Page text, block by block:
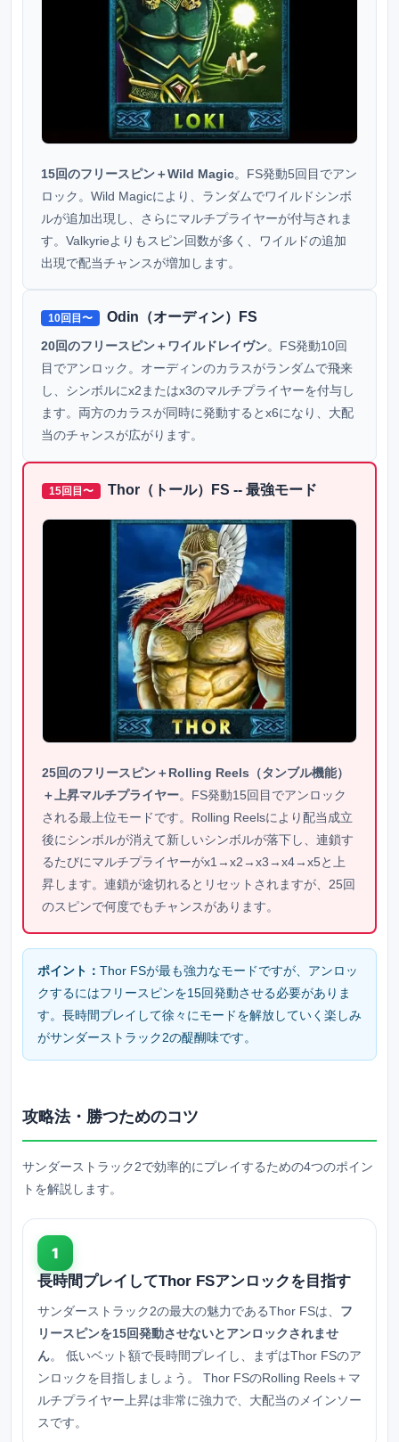
15回のフリースピン＋Wild Magic。FS発動5回目でアン
ロック。Wild Magicにより、ランダムでワイルドシンボ
ルが追加出現し、さらにマルチプライヤーが付与されま
す。Valkyrieよりもスピン回数が多く、ワイルドの追加
出現で配当チャンスが増加します。
10回目〜 Odin（オーディン）FS
20回のフリースピン＋ワイルドレイヴン。FS発動10回
目でアンロック。オーディンのカラスがランダムで飛来
し、シンボルにx2またはx3のマルチプライヤーを付与し
ます。両方のカラスが同時に発動するとx6になり、大配
当のチャンスが広がります。
15回目〜 Thor（トール）FS -- 最強モード
25回のフリースピン＋Rolling Reels（タンブル機能）
＋上昇マルチプライヤー。FS発動15回目でアンロック
される最上位モードです。Rolling Reelsにより配当成立
後にシンボルが消えて新しいシンボルが落下し、連鎖す
るたびにマルチプライヤーがx1→x2→x3→x4→x5と上
昇します。連鎖が途切れるとリセットされますが、25回
のスピンで何度でもチャンスがあります。
ポイント： Thor FSが最も強力なモードですが、アンロッ
クするにはフリースピンを15回発動させる必要がありま
す。長時間プレイして徐々にモードを解放していく楽しみ
がサンダーストラック2の醍醐味です。
攻略法・勝つためのコツ
サンダーストラック2で効率的にプレイするための4つのポイン
トを解説します。
1
長時間プレイしてThor FSアンロックを目指す
サンダーストラック2の最大の魅力であるThor FSは、 フ
リースピンを15回発動させないとアンロックされませ
ん。 低いベット額で長時間プレイし、まずはThor FSのア
ンロックを目指しましょう。 Thor FSのRolling Reels＋マ
ルチプライヤー上昇は非常に強力で、大配当のメインソー
スです。